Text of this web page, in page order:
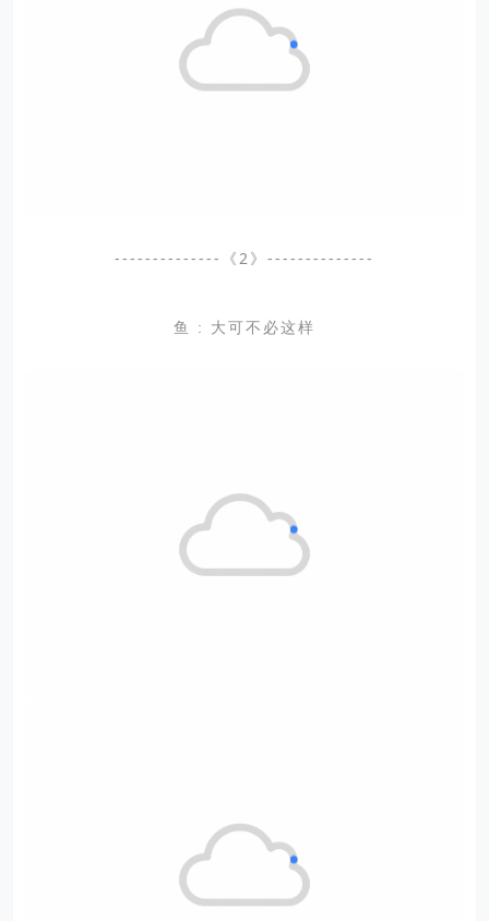
--------------《2》--------------
鱼 : 大可不必这样